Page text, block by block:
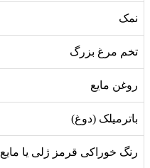
نمک
تخم مرغ بزرگ
روغن مایع
باترمیلک (دوغ)
رنگ خوراکی قرمز ژلی یا مایع